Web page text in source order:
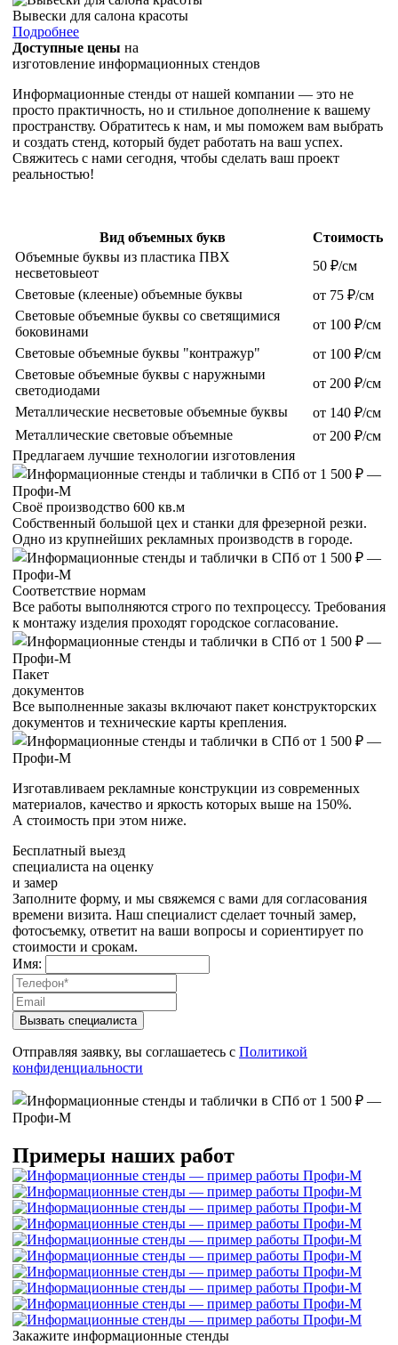
Вывески для салона красоты
Подробнее
Доступные цены на
изготовление информационных стендов
Информационные стенды от нашей компании — это не
просто практичность, но и стильное дополнение к вашему
пространству. Обратитесь к нам, и мы поможем вам выбрать
и создать стенд, который будет работать на ваш успех.
Свяжитесь с нами сегодня, чтобы сделать ваш проект
реальностью!
Вид объемных букв
Стоимость
Объемные буквы из пластика ПВХ
несветовыеот
50 ₽/см
Световые (клееные) объемные буквы
от 75 ₽/см
Световые объемные буквы со светящимися
боковинами
от 100 ₽/см
Световые объемные буквы "контражур"
от 100 ₽/см
Световые объемные буквы с наружными
светодиодами
от 200 ₽/см
Металлические несветовые объемные буквы
от 140 ₽/см
Металлические световые объемные
от 200 ₽/см
Предлагаем лучшие технологии изготовления
Своё производство 600 кв.м
Собственный большой цех и станки для фрезерной резки.
Одно из крупнейших рекламных производств в городе.
Соответствие нормам
Все работы выполняются строго по техпроцессу. Требования
к монтажу изделия проходят городское согласование.
Пакет
документов
Все выполненные заказы включают пакет конструкторских
документов и технические карты крепления.
Изготавливаем рекламные конструкции из современных
материалов, качество и яркость которых выше на 150%.
А стоимость при этом ниже.
Бесплатный выезд
специалиста на оценку
и замер
Заполните форму, и мы свяжемся с вами для согласования
времени визита. Наш специалист сделает точный замер,
фотосъемку, ответит на ваши вопросы и сориентирует по
стоимости и срокам.
Имя:
Вызвать специалиста
Отправляя заявку, вы соглашаетесь с Политикой
конфиденциальности
Примеры наших работ
Закажите информационные стенды